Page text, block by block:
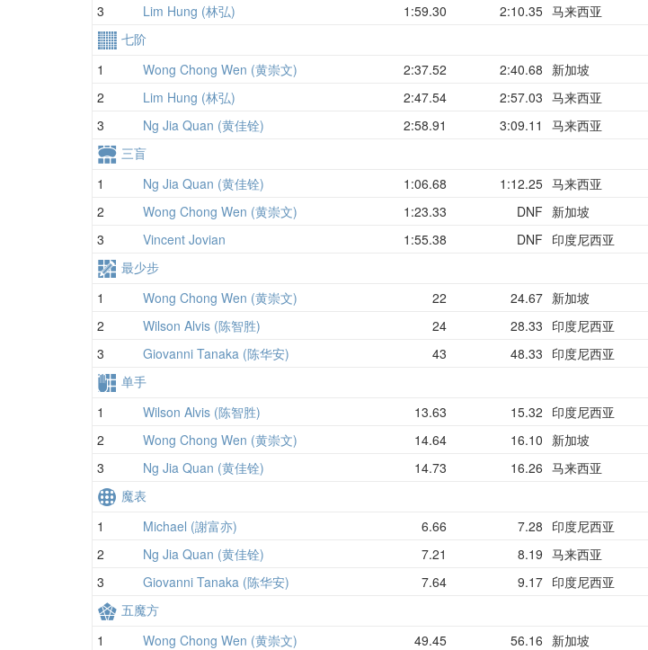
3 Lim Hung (林弘) 1:59.30 2:10.35 马来西亚
七阶
1
Wong Chong Wen (黄崇文) 2:37.52 2:40.68 新加坡
2 Lim Hung (林弘) 2:47.54 2:57.03 马来西亚
3 Ng Jia Quan (黄佳铨) 2:58.91 3:09.11 马来西亚
三盲
1
Ng Jia Quan (黄佳铨) 1:06.68 1:12.25 马来西亚
2 Wong Chong Wen (黄崇文) 1:23.33 DNF 新加坡
3 Vincent Jovian 1:55.38 DNF 印度尼西亚
最少步
1
Wong Chong Wen (黄崇文) 22 24.67 新加坡
2 Wilson Alvis (陈智胜) 24 28.33 印度尼西亚
3 Giovanni Tanaka (陈华安) 43 48.33 印度尼西亚
单手
1
Wilson Alvis (陈智胜) 13.63 15.32 印度尼西亚
2 Wong Chong Wen (黄崇文) 14.64 16.10 新加坡
3 Ng Jia Quan (黄佳铨) 14.73 16.26 马来西亚
魔表
1
Michael (謝富亦) 6.66 7.28 印度尼西亚
2 Ng Jia Quan (黄佳铨) 7.21 8.19 马来西亚
3 Giovanni Tanaka (陈华安) 7.64 9.17 印度尼西亚
五魔方
1
Wong Chong Wen (黄崇文) 49.45 56.16 新加坡